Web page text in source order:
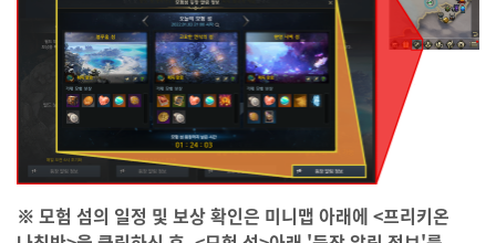
※ 모험 섬의 일정 및 보상 확인은 미니맵 아래에 <프리키온